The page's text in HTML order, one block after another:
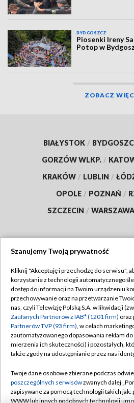
BYDGOSZCZ
Piosenki Ireny
Potop w
ZOBACZ
BIAŁYSTOK /
GORZÓW WLKP. /
KRAKÓW / LUBLIN /
OPOLE / POZNAŃ /
SZCZECIN / WARSZAWA
TVP
Abonament TVP
Emisja w TVP
Centrum informacji TVP
Naziemna Telewizja Cyfrowa
Rada Programowa
System NOS
Regulamin
Polityka
Moje
Pomoc
Kontakt
Szanujemy Twoją prywatność
Kliknij "Akceptuję i przechodzę do serwisu",
korzystanie z technologii automatycznego
dostęp do informacji na Twoim urządzeniu
przechowywanie oraz na przetwarzanie
nas, czyli Telewizję Polską S.A. w likwidacji
Zaufanych Partnerów z IAB* (1201 firm) oraz
Partnerów TVP (93 firm), w celach
zautomatyzowanego dopasowania reklam
mierzenia ich skuteczności) i pozostałych,
także zgody na udostępnianie przez nas
Twoje dane osobowe zbierane podczas
poszczególnych serwisówzwanych dalej
zapisywane za pomocą technologii takich
WWW lub innych podobnych technologii